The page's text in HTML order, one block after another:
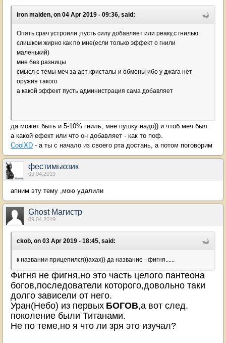
iron maiden, on 04 Apr 2019 - 09:36, said:
Опять срач устроили ,пусть силу добавляет или реаку,с гнилью
слишком жирно как по мне(если только эффект о гнили
маленький)
мне без разницы
смысл с темы меч за арт кристалы и обмены ибо у джага нет
оружия такого
а какой эффект пусть администрация сама добавляет
да может быть и 5-10% гниль, мне пушку надо)) и чтоб меч был
а какой ефект или что он добавляет - как то поф.
CoolXD - а ты с начало из своего рта достань, а потом поговорим
фестимьюзик
09.04.2019
апним эту тему ,мою удалили
Ghost Магистр
09.04.2019
ckob, on 03 Apr 2019 - 18:45, said:
к названии прицепился))ахах)) да название - фигня......
Фигня не фигня,но это часть целого пантеона
богов,последователи которого,довольно таки
долго зависели от него.
Уран(Небо) из первых БОГОВ,а вот след.
поколение были Титанами.
Не по теме,но я что ли зря это изучал?